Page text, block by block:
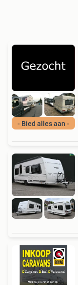
- Bied alles aan -